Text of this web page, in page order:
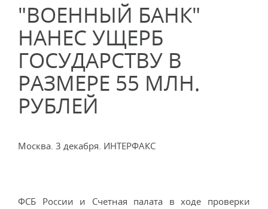
"ВОЕННЫЙ БАНК"
НАНЕС УЩЕРБ
ГОСУДАРСТВУ В
РАЗМЕРЕ 55 МЛН.
РУБЛЕЙ
Москва. 3 декабря. ИНТЕРФАКС
ФСБ России и Счетная палата в ходе проверки